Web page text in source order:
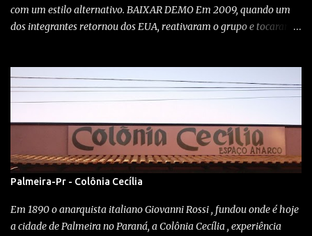
com um estilo alternativo. BAIXAR DEMO Em 2009, quando um
dos integrantes retornou dos EUA, reativaram o grupo e tocaram
Clube Curupira / 23/10/1999 O quê? Show com Monurb 116,
Vertedero, Abutres e Idiotas Berrantes Quando? 12-09-09 Onde?
tomou conta do território no bar do boca... Monurb renascendo
das trevas após quase 8 anos... MAIS MONURB
Noise/indie/industrial de Monurb 116 , calando o público da
bodega. El Vertedero toca (o horror) Eskorbuto! ............... Os
para atrapalhar sua navegação, sem conteúdo pago, sem
algoritmos manipulando o que você vê...
Palmeira-Pr - Colônia Cecília
Em 1890 o anarquista italiano Giovanni Rossi , fundou onde é hoje
a cidade de Palmeira no Paraná, a Colônia Cecília , experiência